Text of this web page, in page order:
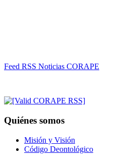
Feed RSS Noticias CORAPE
Quiénes somos
Misión y Visión
Código Deontológico